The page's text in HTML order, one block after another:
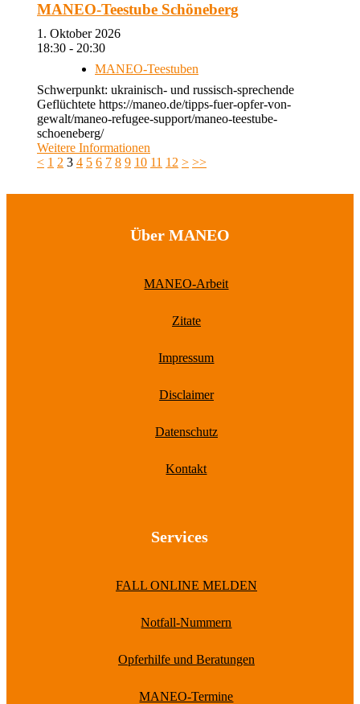
MANEO-Teestube Schöneberg
1. Oktober 2026
18:30 - 20:30
MANEO-Teestuben
Schwerpunkt: ukrainisch- und russisch-sprechende
Geflüchtete https://maneo.de/tipps-fuer-opfer-von-
gewalt/maneo-refugee-support/maneo-teestube-
schoeneberg/
Weitere Informationen
< 1 2 3 4 5 6 7 8 9 10 11 12 > >>
Über MANEO
MANEO-Arbeit
Zitate
Impressum
Disclaimer
Datenschutz
Kontakt
Services
FALL ONLINE MELDEN
Notfall-Nummern
Opferhilfe und Beratungen
MANEO-Termine